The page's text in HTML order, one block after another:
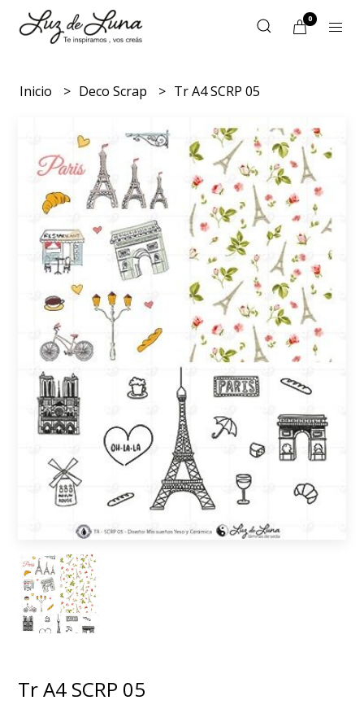
0
Inicio Deco Scrap Tr A4 SCRP 05
Tr A4 SCRP 05